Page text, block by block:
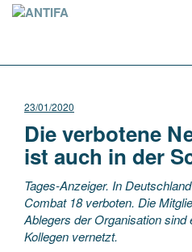
23/01/2020
Die verbotene
ist auch in der
Tages-Anzeiger. In
Combat 18 verboten. Die
Ablegers der Organisation
Kollegen vernetzt.